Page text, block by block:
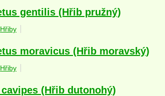
gentilis (Hřib pružný)
Hřiby
moravicus (Hřib moravský)
Hřiby
(Hřib dutonohý)